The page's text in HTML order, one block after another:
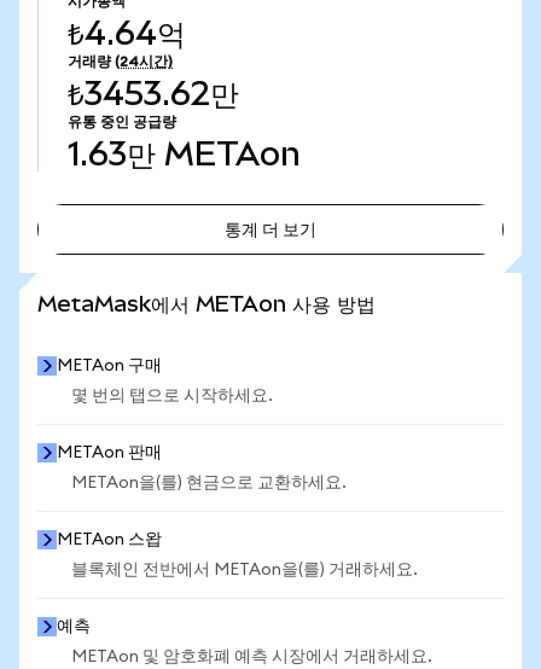
₺4.64억
거래량 (24시간)
₺3453.62만
유통 중인 공급량
1.63만 METAon
통계 더 보기
MetaMask에서 METAon 사용 방법
METAon 구매
몇 번의 탭으로 시작하세요.
METAon 판매
METAon을(를) 현금으로 교환하세요.
METAon 스왑
블록체인 전반에서 METAon을(를) 거래하세요.
예측
METAon 및 암호화폐 예측 시장에서 거래하세요.